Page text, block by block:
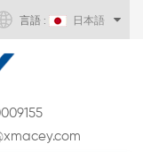
言語 : 日本語